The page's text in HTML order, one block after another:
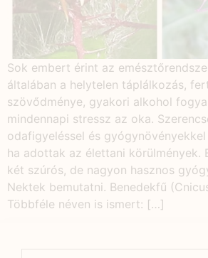
Sok embert érint az
általában a helytelen táplálkozás,
szövődménye, gyakori alkohol
mindennapi stressz az oka.
odafigyeléssel és
ha adottak az élettani körülmények.
két szúrós, de nagyon hasznos
Nektek bemutatni. Benedekfű
Többféle néven is ismert: […]